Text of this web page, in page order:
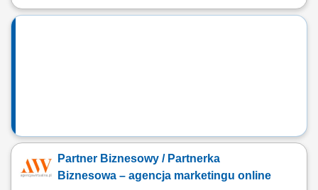
Zakres działania prowadzenie własnej działalności w modelu
Partner Biznesowy / Partnerka
Biznesowa – agencja marketingu online